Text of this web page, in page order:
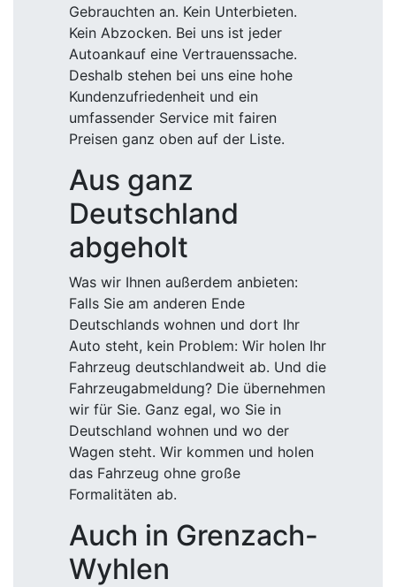
Gebrauchten an. Kein Unterbieten.
Kein Abzocken. Bei uns ist jeder
Autoankauf eine Vertrauenssache.
Deshalb stehen bei uns eine hohe
Kundenzufriedenheit und ein
umfassender Service mit fairen
Preisen ganz oben auf der Liste.
Aus ganz
Deutschland
abgeholt
Was wir Ihnen außerdem anbieten:
Falls Sie am anderen Ende
Deutschlands wohnen und dort Ihr
Auto steht, kein Problem: Wir holen Ihr
Fahrzeug deutschlandweit ab. Und die
Fahrzeugabmeldung? Die übernehmen
wir für Sie. Ganz egal, wo Sie in
Deutschland wohnen und wo der
Wagen steht. Wir kommen und holen
das Fahrzeug ohne große
Formalitäten ab.
Auch in Grenzach-
Wyhlen